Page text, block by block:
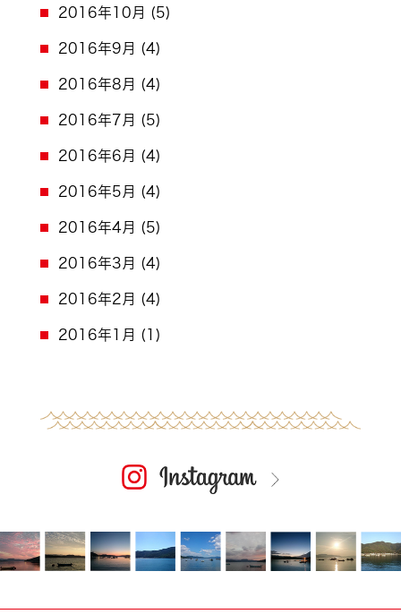
2016年10月 (5)
2016年9月 (4)
2016年8月 (4)
2016年7月 (5)
2016年6月 (4)
2016年5月 (4)
2016年4月 (5)
2016年3月 (4)
2016年2月 (4)
2016年1月 (1)